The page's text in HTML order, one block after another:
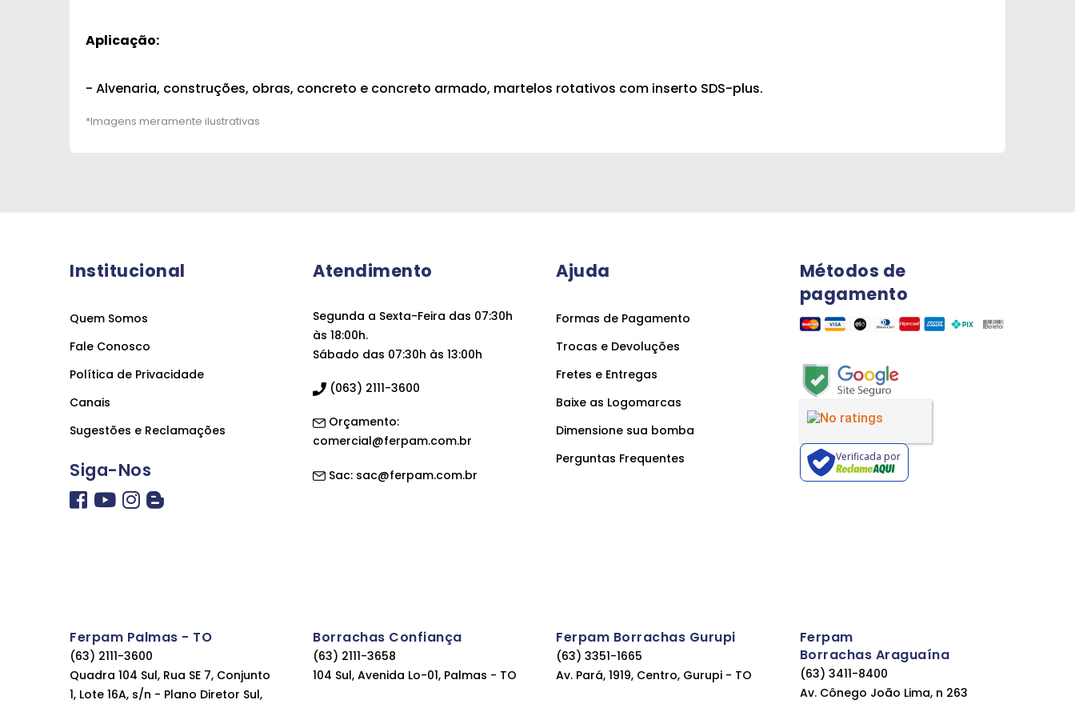
Aplicação:
- Alvenaria, construções, obras, concreto e concreto armado, martelos rotativos com inserto SDS-plus.
Institucional
Quem Somos
Fale Conosco
Política de Privacidade
Canais
Sugestões e Reclamações
Siga-Nos
Atendimento
Segunda a Sexta-Feira das 07:30h
às 18:00h.
Sábado das 07:30h às 13:00h
(063) 2111-3600
Orçamento:
comercial@ferpam.com.br
Sac: sac@ferpam.com.br
Ajuda
Formas de Pagamento
Trocas e Devoluções
Fretes e Entregas
Baixe as Logomarcas
Dimensione sua bomba
Perguntas Frequentes
Métodos de
pagamento
Verificada por
Ferpam Palmas - TO
(63) 2111-3600
Quadra 104 Sul, Rua SE 7, Conjunto
1, Lote 16A, s/n - Plano Diretor Sul,
Borrachas Confiança
(63) 2111-3658
104 Sul, Avenida Lo-01, Palmas - TO
Ferpam Borrachas Gurupi
(63) 3351-1665
Av. Pará, 1919, Centro, Gurupi - TO
Ferpam
Borrachas Araguaína
(63) 3411-8400
Av. Cônego João Lima, n 263